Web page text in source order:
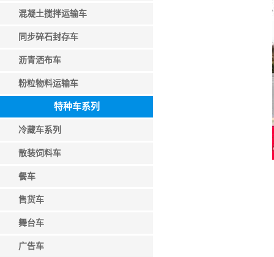
混凝土搅拌运输车
同步碎石封存车
沥青洒布车
粉粒物料运输车
特种车系列
冷藏车系列
散装饲料车
餐车
售货车
舞台车
广告车